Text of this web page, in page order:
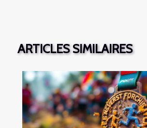
ARTICLES SIMILAIRES